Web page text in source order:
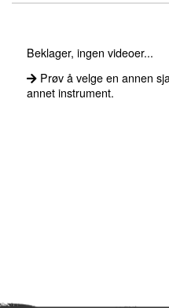
Om onlinegitar.no
Beklager, ingen videoer...
Prøv å velge en annen
annet instrument.